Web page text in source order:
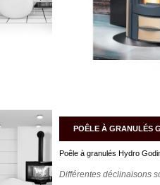
POÊLE À GRANULÉS
Poêle à granulés Hydro
Différentes déclinaisons